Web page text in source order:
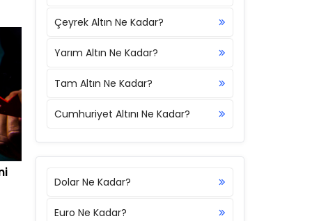
Çeyrek Altın Ne Kadar?
Yarım Altın Ne Kadar?
Tam Altın Ne Kadar?
Cumhuriyet Altını Ne Kadar?
Dolar Ne Kadar?
Euro Ne Kadar?